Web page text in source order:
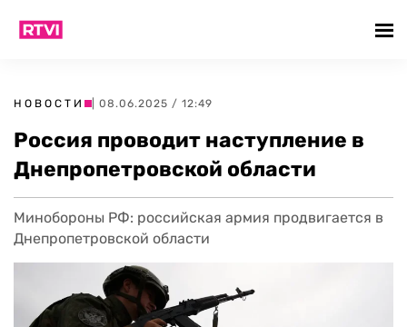
НОВОСТИ | 08.06.2025 / 12:49
Россия проводит наступление в
Днепропетровской области
Минобороны РФ: российская армия продвигается в
Днепропетровской области